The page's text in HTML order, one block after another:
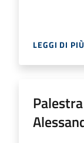
LEGGI DI PIÙ